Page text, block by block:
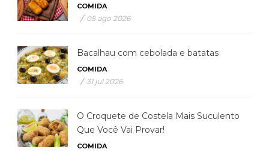
COMIDA
/ 05 ago 2026
Bacalhau com cebolada e batatas
COMIDA
/ 31 jul 2026
O Croquete de Costela Mais Suculento
Que Você Vai Provar!
COMIDA